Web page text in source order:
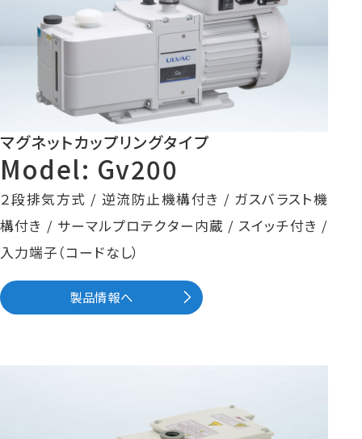
マグネットカップリングタイプ
Model: Gv200
２段排気方式 / 逆流防止機構付き / ガスバラスト機
構付き / サーマルプロテクター内蔵 / スイッチ付き /
入力端子（コードなし）
製品情報へ